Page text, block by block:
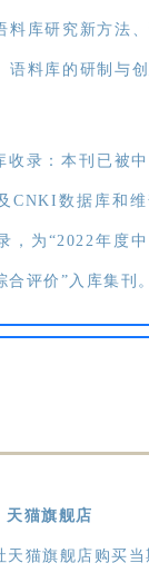
料库研究新方法
语料库的研制与创
收录：本刊已被
CNKI数据库和
，为“2022年度
评价”入库集刊。
天猫旗舰店
猫旗舰店购买当